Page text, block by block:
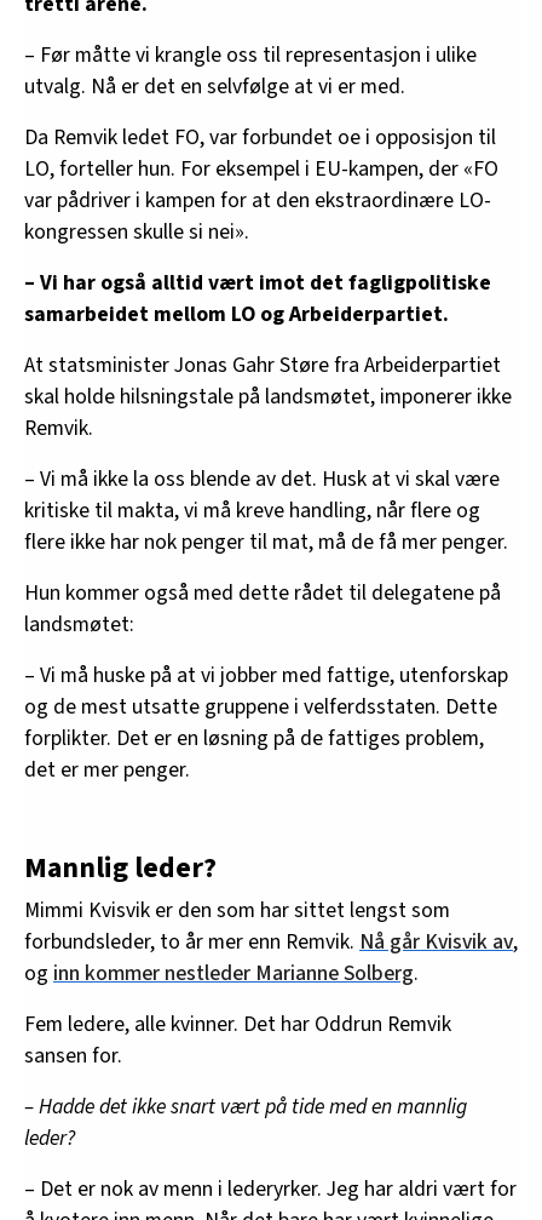
– Før måtte vi krangle oss til representasjon i ulike
utvalg. Nå er det en selvfølge at vi er med.
Da Remvik ledet FO, var forbundet ofte i opposisjon til
LO, forteller hun. For eksempel i EU-kampen, der «FO
var pådriver i kampen for at den ekstraordinære LO-
kongressen skulle si nei».
– Vi har også alltid vært imot det fagligpolitiske
samarbeidet mellom LO og Arbeiderpartiet.
At statsminister Jonas Gahr Støre fra Arbeiderpartiet
skal holde hilsningstale på landsmøtet, imponerer ikke
Remvik.
– Vi må ikke la oss blende av det. Husk at vi skal være
kritiske til makta, vi må kreve handling, når flere og
flere ikke har nok penger til mat, må de få mer penger.
Hun kommer også med dette rådet til delegatene på
landsmøtet:
– Vi må huske på at vi jobber med fattige, utenforskap
og de mest utsatte gruppene i velferdsstaten. Dette
forplikter. Det er en løsning på de fattiges problem,
det er mer penger.
Mannlig leder?
Mimmi Kvisvik er den som har sittet lengst som
forbundsleder, to år mer enn Remvik. Nå går Kvisvik av,
og inn kommer nestleder Marianne Solberg.
Fem ledere, alle kvinner. Det har Oddrun Remvik
sansen for.
– Hadde det ikke snart vært på tide med en mannlig
leder?
– Det er nok av menn i lederyrker. Jeg har aldri vært for